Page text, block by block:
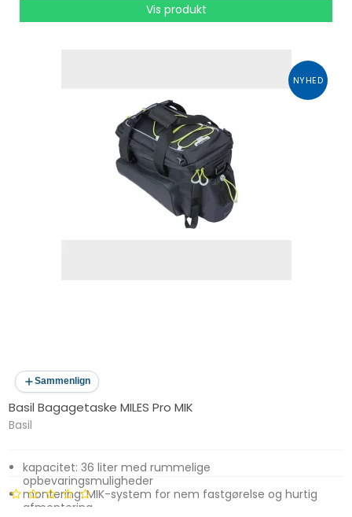
Vis produkt
NYHED
Sammenlign
Basil Bagagetaske MILES Pro MIK
Basil
kapacitet: 36 liter med rummelige
opbevaringsmuligheder
montering: MIK-system for nem fastgørelse og hurtig
afmontering